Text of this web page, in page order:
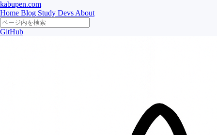
kabupen.com
Home Blog Study Devs About
GitHub